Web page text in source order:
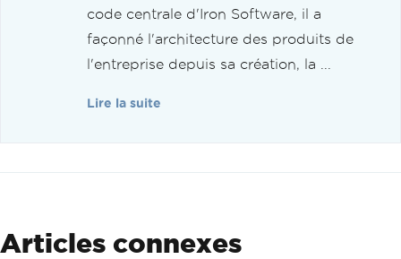
code centrale d'Iron Software, il a
façonné l'architecture des produits de
l'entreprise depuis sa création, la ...
Lire la suite
Articles connexes